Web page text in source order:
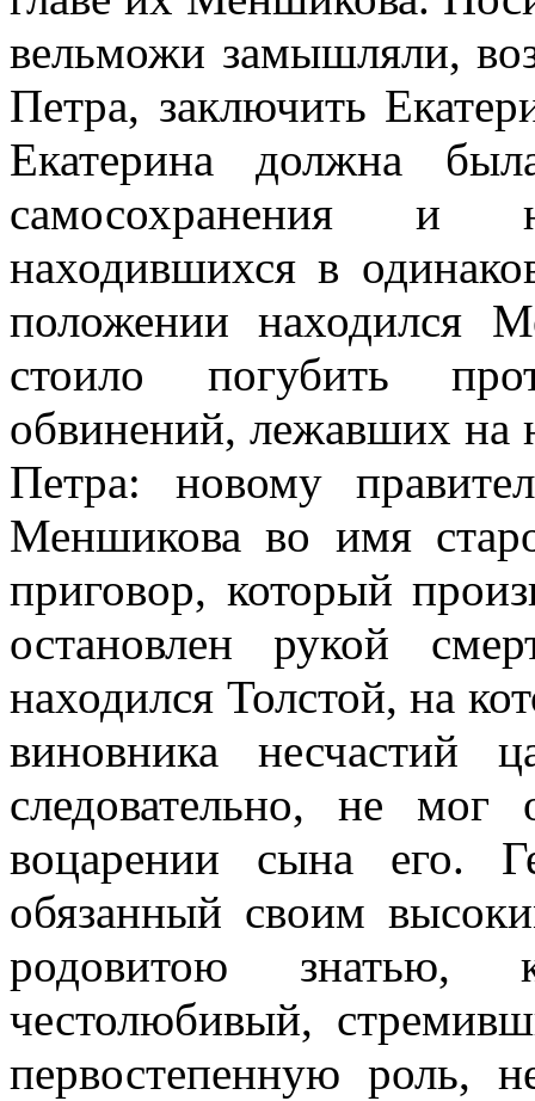
вельможи замышляли,
Петра, заключить
Екатерина должна
самосохранения и
находившихся в
положении находился
стоило погубить
обвинений, лежавших на
Петра: новому
Меншикова во имя
приговор, который
остановлен рукой
находился Толстой, на
виновника несчастий
следовательно, не
воцарении сына его.
обязанный своим
родовитою знатью,
честолюбивый,
первостепенную роль,